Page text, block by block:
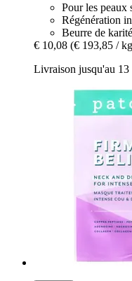
Pour les peaux
Régénération
Beurre de
€ 10,08 (€ 193,85 /
Livraison jusqu'au 13